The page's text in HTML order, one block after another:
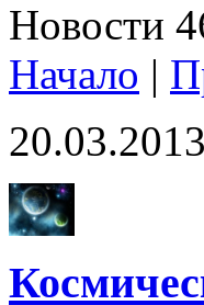
Новости
Начало |
20.03.2013